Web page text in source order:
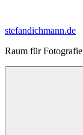
springen
stefandichmann.de
Raum für Fotografie